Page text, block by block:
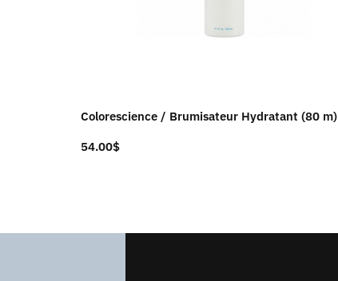
Colorescience / Brumisateur Hydratant (80 m)
54.00$